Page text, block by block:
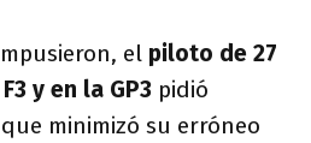
el piloto de 27
y en la GP3 pidió
minimizó su erróneo